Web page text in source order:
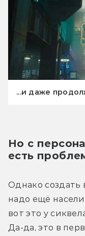
...и даже
Но с
есть
Однако
надо ещё
вот это у
Да-да, это в